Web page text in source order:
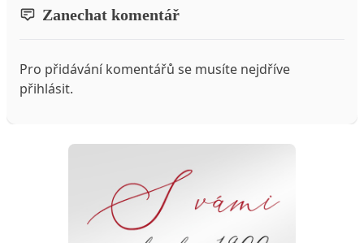
Zanechat komentář
Pro přidávání komentářů se musíte nejdříve
přihlásit.